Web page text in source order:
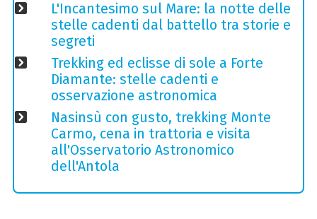
L'Incantesimo sul Mare: la notte delle
stelle cadenti dal battello tra storie e
segreti
Trekking ed eclisse di sole a Forte
Diamante: stelle cadenti e
osservazione astronomica
Nasinsù con gusto, trekking Monte
Carmo, cena in trattoria e visita
all'Osservatorio Astronomico
dell'Antola